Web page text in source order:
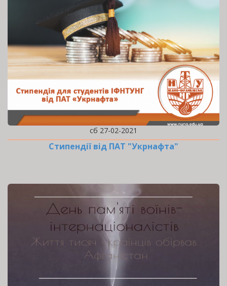
сб 27-02-2021
Стипендії від ПАТ "Укрнафта"